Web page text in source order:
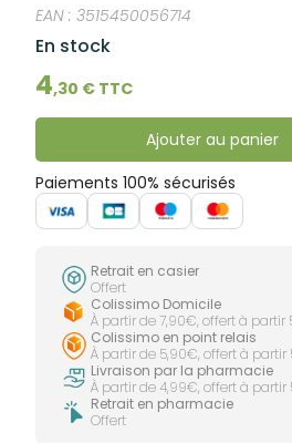
EAN :3515450056714
En stock
4,30 € TTC
Ajouter au panier
Paiements 100% sécurisés
Retrait en casier
Offert
Colissimo Domicile
À partir de 7,90€, offert à partir
Colissimo en point relais
À partir de 5,90€, offert à partir
Livraison par la pharmacie
À partir de 4,99€, offert à partir
Retrait en pharmacie
Offert